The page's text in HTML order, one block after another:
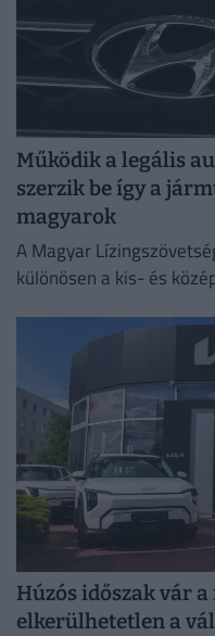
Működik a legális
szerzik be így a
magyarok
A Magyar
különösen a kis- és
Húzós időszak vár
elkerülhetetlen a